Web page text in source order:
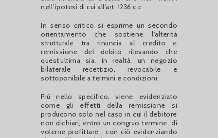
nell’ipotesi di cui all’art. 1236 c.c.
In senso critico si esprime un secondo
orientamento che sostiene l’alterità
strutturale tra rinuncia al credito e
remissione del debito rilevando che
quest’ultima sia, in realtà, un negozio
bilaterale recettizio, revocabile e
sottoponibile a termini e condizioni.
Più nello specifico, viene evidenziato
come gli effetti della remissione si
producono solo nel caso in cui il debitore
non dichiari, entro un congruo termine, di
volerne profittare , con ciò evidenziando